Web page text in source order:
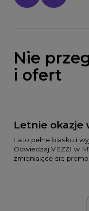
Nie
i ofert
Letnie okazje
Lato pełne blasku i
Odwiedzaj VEZZI w
zmieniające się